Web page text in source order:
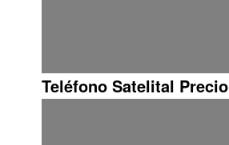
Teléfono Satelital Precio